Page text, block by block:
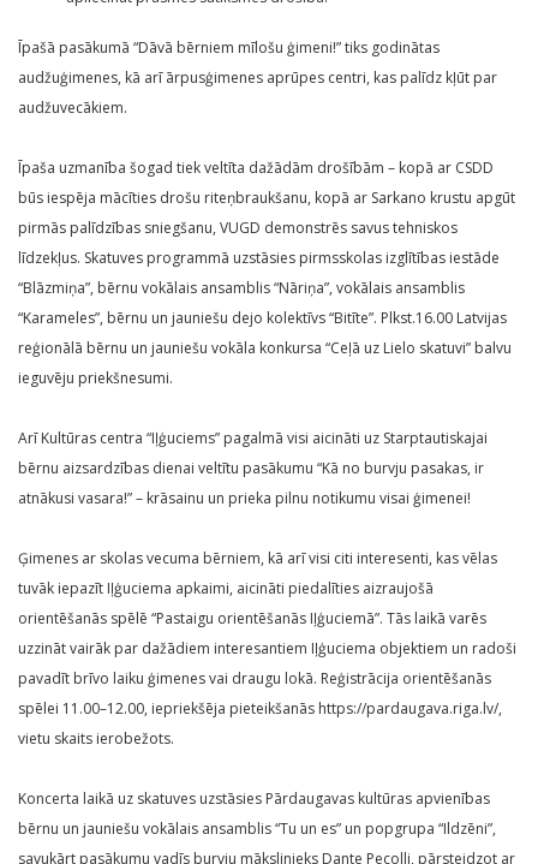
Īpašā pasākumā “Dāvā bērniem mīlošu ģimeni!” tiks godinātas
audžuģimenes, kā arī ārpusģimenes aprūpes centri, kas palīdz kļūt par
audžuvecākiem.
Īpaša uzmanība šogad tiek veltīta dažādām drošībām – kopā ar CSDD
būs iespēja mācīties drošu riteņbraukšanu, kopā ar Sarkano krustu apgūt
pirmās palīdzības sniegšanu, VUGD demonstrēs savus tehniskos
līdzekļus. Skatuves programmā uzstāsies pirmsskolas izglītības iestāde
“Blāzmiņa”, bērnu vokālais ansamblis “Nāriņa”, vokālais ansamblis
“Karameles”, bērnu un jauniešu dejo kolektīvs “Bitīte”. Plkst.16.00 Latvijas
reģionālā bērnu un jauniešu vokāla konkursa “Ceļā uz Lielo skatuvi” balvu
ieguvēju priekšnesumi.
Arī Kultūras centra “Iļģuciems” pagalmā visi aicināti uz Starptautiskajai
bērnu aizsardzības dienai veltītu pasākumu “Kā no burvju pasakas, ir
atnākusi vasara!” – krāsainu un prieka pilnu notikumu visai ģimenei!
Ģimenes ar skolas vecuma bērniem, kā arī visi citi interesenti, kas vēlas
tuvāk iepazīt Iļģuciema apkaimi, aicināti piedalīties aizraujošā
orientēšanās spēlē “Pastaigu orientēšanās Iļģuciemā”. Tās laikā varēs
uzzināt vairāk par dažādiem interesantiem Iļģuciema objektiem un radoši
pavadīt brīvo laiku ģimenes vai draugu lokā. Reģistrācija orientēšanās
spēlei 11.00–12.00, iepriekšēja pieteikšanās https://pardaugava.riga.lv/,
vietu skaits ierobežots.
Koncerta laikā uz skatuves uzstāsies Pārdaugavas kultūras apvienības
bērnu un jauniešu vokālais ansamblis “Tu un es” un popgrupa “Ildzēni”,
savukārt pasākumu vadīs burvju mākslinieks Dante Pecolli, pārsteidzot ar